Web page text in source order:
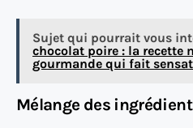
Sujet qui pourrait vous
chocolat poire : la recette
gourmande qui fait
Mélange des